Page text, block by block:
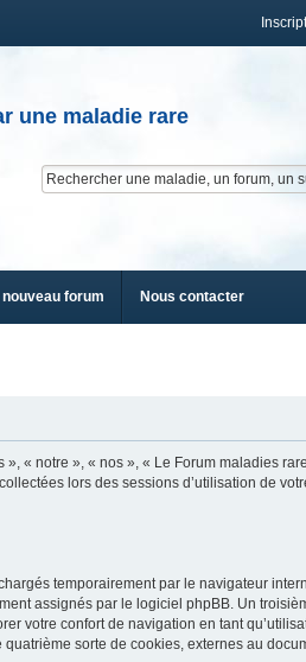
une maladie rare
forum Nous contacter
« notre », « nos », « Le Forum maladies
lors des sessions d’utilisation de
temporairement par le navigateur
assignés par le logiciel phpBB. Un
votre confort de navigation en tant
sorte de cookies, externes au